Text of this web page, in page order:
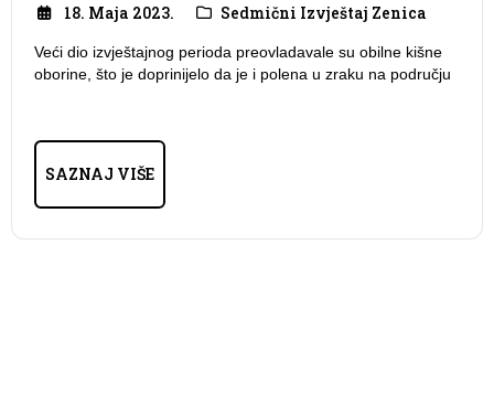
18. Maja 2023. Sedmični Izvještaj Zenica
Veći dio izvještajnog perioda preovladavale su obilne kišne
oborine, što je doprinijelo da je i polena u zraku na području
SAZNAJ VIŠE